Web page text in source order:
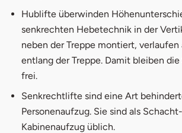
Hublifte überwinden
senkrechten Hebetechnik in der
neben der Treppe montiert,
entlang der Treppe. Damit bleiben
frei.
Senkrechtlifte sind eine Art
Personenaufzug. Sie sind als
Kabinenaufzug üblich.